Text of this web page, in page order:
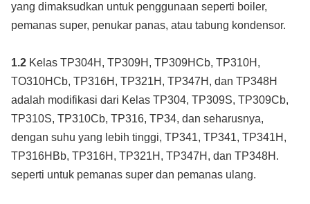
yang dimaksudkan untuk penggunaan seperti boiler,
pemanas super, penukar panas, atau tabung kondensor.
1.2 Kelas TP304H, TP309H, TP309HCb, TP310H,
TO310HCb, TP316H, TP321H, TP347H, dan TP348H
adalah modifikasi dari Kelas TP304, TP309S, TP309Cb,
TP310S, TP310Cb, TP316, TP34, dan seharusnya,
dengan suhu yang lebih tinggi, TP341, TP341, TP341H,
TP316HBb, TP316H, TP321H, TP347H, dan TP348H.
seperti untuk pemanas super dan pemanas ulang.